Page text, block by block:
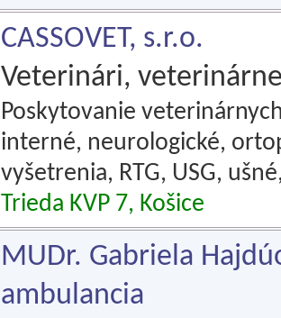
CASSOVET, s.r.o.
Veterinári,
Poskytovanie
interné, neurologické,
vyšetrenia, RTG, USG,
Trieda KVP 7, Košice
MUDr. Gabriela
ambulancia